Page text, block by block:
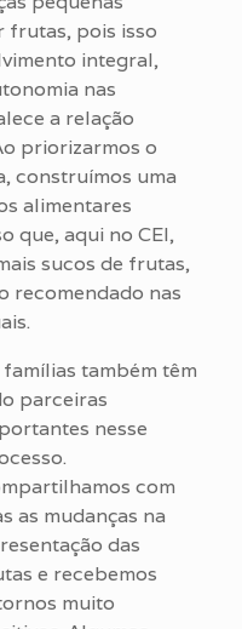
frutas, pois isso
integral,
nas
a relação
priorizarmos o
construímos uma
alimentares
que, aqui no CEI,
sucos de frutas,
recomendado nas
famílias também têm
parceiras
nesse
com
as mudanças na
das
e recebemos
muito